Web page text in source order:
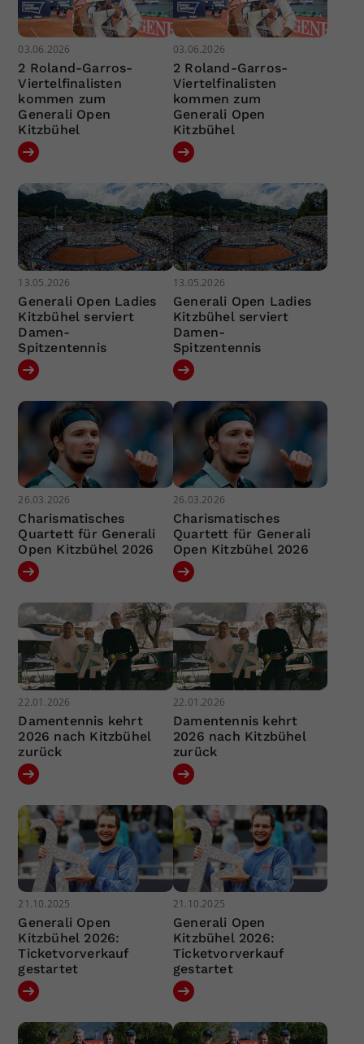
03.06.2026
2 Roland-Garros-
Viertelfinalisten
kommen zum
Generali Open
Kitzbühel
03.06.2026
2 Roland-Garros-
Viertelfinalisten
kommen zum
Generali Open
Kitzbühel
13.05.2026
Generali Open Ladies
Kitzbühel serviert
Damen-
Spitzentennis
13.05.2026
Generali Open Ladies
Kitzbühel serviert
Damen-
Spitzentennis
26.03.2026
Charismatisches
Quartett für Generali
Open Kitzbühel 2026
26.03.2026
Charismatisches
Quartett für Generali
Open Kitzbühel 2026
22.01.2026
Damentennis kehrt
2026 nach Kitzbühel
zurück
22.01.2026
Damentennis kehrt
2026 nach Kitzbühel
zurück
21.10.2025
Generali Open
Kitzbühel 2026:
Ticketvorverkauf
gestartet
21.10.2025
Generali Open
Kitzbühel 2026:
Ticketvorverkauf
gestartet